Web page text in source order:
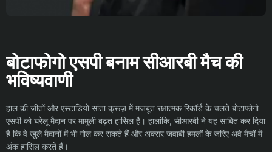
बोटाफोगो एसपी बनाम सीआरबी मैच की
भविष्यवाणी
हाल की जीतों और एस्टाडियो सांता क्रूज़ में मजबूत रक्षात्मक रिकॉर्ड के चलते बोटाफोगो
एसपी को घरेलू मैदान पर मामूली बढ़त हासिल है। हालांकि, सीआरबी ने यह साबित कर दिया
है कि वे खुले मैदानों में भी गोल कर सकते हैं और अक्सर जवाबी हमलों के जरिए अवे मैचों में
अंक हासिल करते हैं।